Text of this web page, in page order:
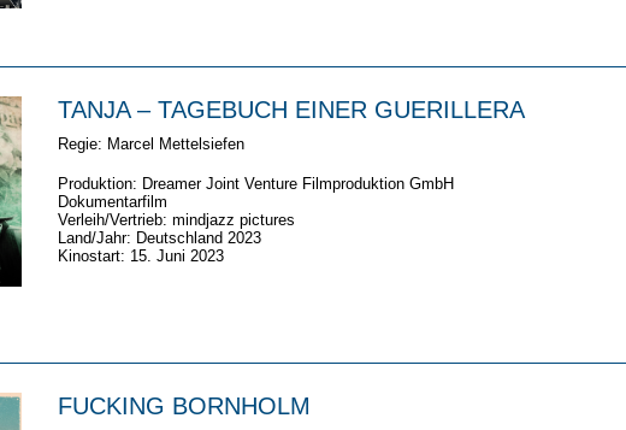
TANJA – TAGEBUCH EINER GUERILLERA
Regie: Marcel Mettelsiefen
Produktion: Dreamer Joint Venture Filmproduktion GmbH
Dokumentarfilm
Verleih/Vertrieb: mindjazz pictures
Land/Jahr: Deutschland 2023
Kinostart: 15. Juni 2023
FUCKING BORNHOLM